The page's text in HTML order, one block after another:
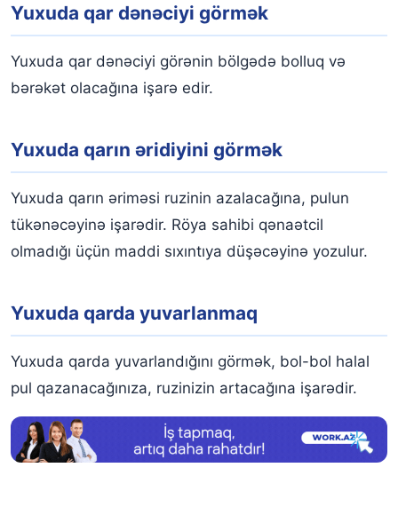
Yuxuda qar dənəciyi görmək
Yuxuda qar dənəciyi görənin bölgədə bolluq və
bərəkət olacağına işarə edir.
Yuxuda qarın əridiyini görmək
Yuxuda qarın əriməsi ruzinin azalacağına, pulun
tükənəcəyinə işarədir. Röya sahibi qənaətcil
olmadığı üçün maddi sıxıntıya düşəcəyinə yozulur.
Yuxuda qarda yuvarlanmaq
Yuxuda qarda yuvarlandığını görmək, bol-bol halal
pul qazanacağınıza, ruzinizin artacağına işarədir.